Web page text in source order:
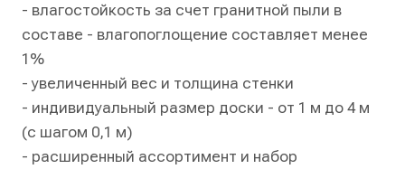
- влагостойкость за счет гранитной пыли в
составе - влагопоглощение составляет менее
1%
- увеличенный вес и толщина стенки
- индивидуальный размер доски - от 1 м до 4 м
(с шагом 0,1 м)
- расширенный ассортимент и набор